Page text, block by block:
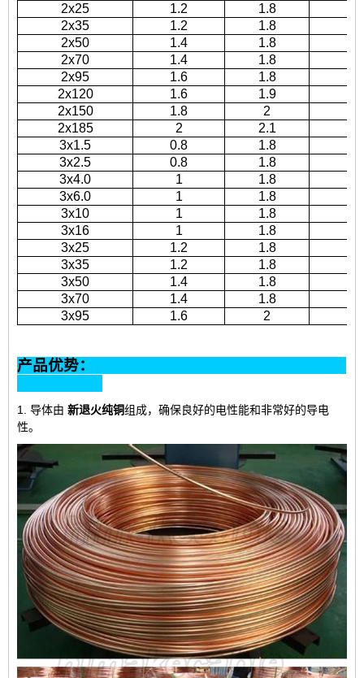
2x25
1.2 1.8
2x35
1.2 1.8
2x50
1.4 1.8
2x70
1.4 1.8
2x95
1.6 1.8
2x120
1.6 1.9
2x150
1.8 2
2x185
2 2.1
3x1.5
0.8 1.8
3x2.5
0.8 1.8
3x4.0
1 1.8
3x6.0
1 1.8
3x10
1 1.8
3x16
1 1.8
3x25
1.2 1.8
3x35
1.2 1.8
3x50
1.4 1.8
3x70
1.4 1.8
3x95
1.6 2
产品优势：
1. 导体由 新退火纯铜组成，确保良好的电性能和非常好的导电
性。